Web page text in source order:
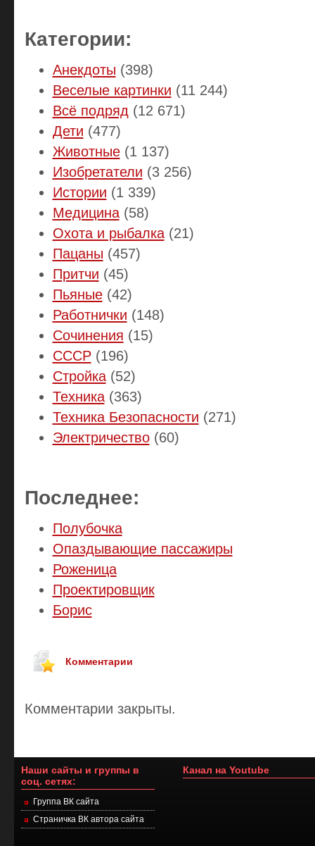
Категории:
Анекдоты (398)
Веселые картинки (11 244)
Всё подряд (12 671)
Дети (477)
Животные(1 137)
Изобретатели (3 256)
Истории (1 339)
Медицина(58)
Охота и рыбалка(21)
Пацаны (457)
Притчи (45)
Пьяные(42)
Работнички (148)
Сочинения (15)
СССР(196)
Стройка(52)
Техника(363)
Техника Безопасности (271)
Электричество(60)
Последнее:
Полубочка
Опаздывающие пассажиры
Роженица
Проектировщик
Борис
Комментарии
Комментарии закрыты.
Наши сайты и группы в
соц. сетях:
Группа ВК сайта
Страничка ВК автора сайта
Канал на Youtube